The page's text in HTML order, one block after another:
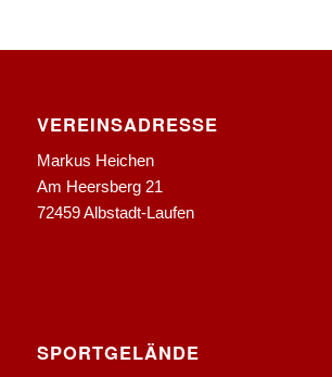
VEREINSADRESSE
Markus Heichen
Am Heersberg 21
72459 Albstadt-Laufen
SPORTGELÄNDE